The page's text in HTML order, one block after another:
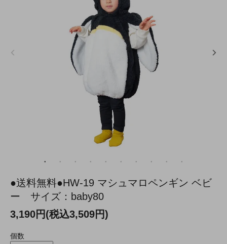
●送料無料●HW-19 マシュマロペンギン ベビ
ー サイズ：baby80
3,190円(税込3,509円)
個数